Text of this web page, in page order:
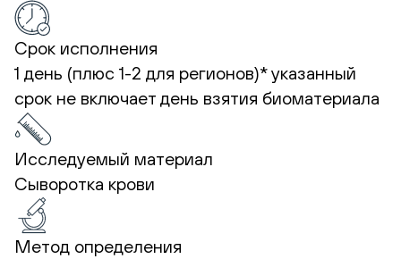
Срок исполнения
1 день (плюс 1-2 для регионов)*указанный
срок не включает день взятия биоматериала
Исследуемый материал
Сыворотка крови
Метод определения